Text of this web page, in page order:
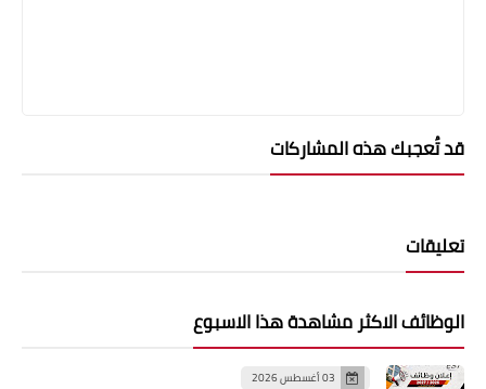
قد تُعجبك هذه المشاركات
تعليقات
الوظائف الاكثر مشاهدة هذا الاسبوع
03 أغسطس 2026